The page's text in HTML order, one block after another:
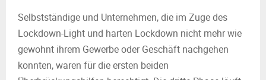
Selbstständige und Unternehmen, die im Zuge des
Lockdown-Light und harten Lockdown nicht mehr wie
gewohnt ihrem Gewerbe oder Geschäft nachgehen
konnten, waren für die ersten beiden